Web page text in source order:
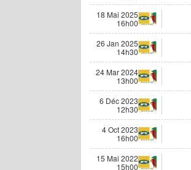
18 Mai 2025
16h00
26 Jan 2025
14h30
24 Mar 2024
13h00
6 Déc 2023
12h30
4 Oct 2023
16h00
15 Mai 2022
15h00